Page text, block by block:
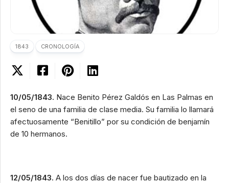
1843 CRONOLOGÍA
10/05/1843. Nace Benito Pérez Galdós en Las Palmas en
el seno de una familia de clase media. Su familia lo llamará
afectuosamente “Benitillo” por su condición de benjamín
de 10 hermanos.
12/05/1843. A los dos días de nacer fue bautizado en la